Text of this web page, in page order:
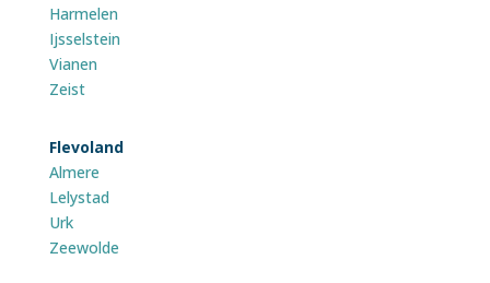
Harmelen
Ijsselstein
Vianen
Zeist
Flevoland
Almere
Lelystad
Urk
Zeewolde